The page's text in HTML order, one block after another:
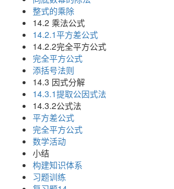
整式的乘除
14.2 乘法公式
14.2.1平方差公式
14.2.2完全平方公式
完全平方公式
添括号法则
14.3 因式分解
14.3.1提取公因式法
14.3.2公式法
平方差公式
完全平方公式
数学活动
小结
构建知识体系
习题训练